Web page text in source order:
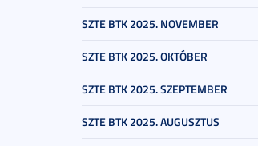
SZTE BTK 2025. NOVEMBER
SZTE BTK 2025. OKTÓBER
SZTE BTK 2025. SZEPTEMBER
SZTE BTK 2025. AUGUSZTUS